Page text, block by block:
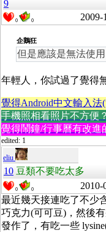
9
0 0 2009-
企鵝狂
但是應該是無法使用
年輕人，你試過了覺得
覺得Android中文輸入
手機照相看照片不方便
覺得鬧鐘/行事曆有改
edited: 1
eliu
10 豆類不要吃太多
0 0 2010-
最近幾天接連吃了不少
巧克力(可可豆)，然後
發作了，有吃一些